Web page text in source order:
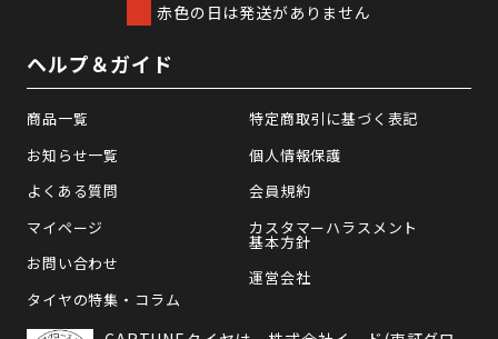
赤色の日は発送がありません
ヘルプ＆ガイド
商品一覧
お知らせ一覧
よくある質問
マイページ
お問い合わせ
タイヤの特集・コラム
特定商取引に基づく表記
個人情報保護
会員規約
カスタマーハラスメント
基本方針
運営会社